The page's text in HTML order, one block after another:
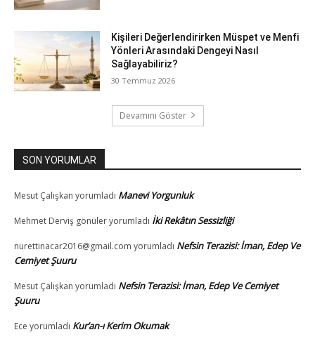
Kişileri Değerlendirirken Müspet ve Menfi
Yönleri Arasındaki Dengeyi Nasıl
Sağlayabiliriz?
30 Temmuz 2026
Devamını Göster
SON YORUMLAR
Mesut Çalışkan yorumladı Manevi Yorgunluk
Mehmet Derviş gönüleryorumladı İki Rekâtın Sessizliği
nurettinacar2016@gmail.com yorumladı Nefsin Terazisi: İman, Edep Ve
Cemiyet Şuuru
Mesut Çalışkan yorumladı Nefsin Terazisi: İman, Edep Ve Cemiyet
Şuuru
Ece yorumladı Kur’an-ı Kerim Okumak